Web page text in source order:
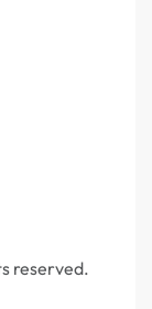
reserved.